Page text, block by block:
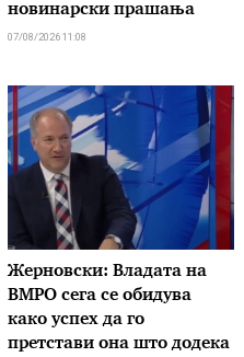
новинарски прашања
07/08/2026 11:08
Жерновски: Владата на
ВМРО сега се обидува
како успех да го
претстави она што додека